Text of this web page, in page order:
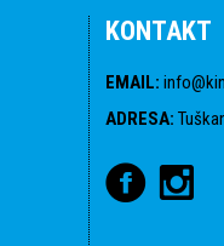
KONTAKT
EMAIL:
ADRESA: